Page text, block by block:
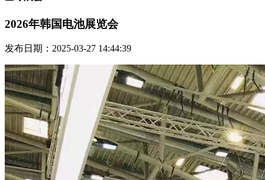
2026年韩国电池展览会
发布日期：2025-03-27 14:44:39